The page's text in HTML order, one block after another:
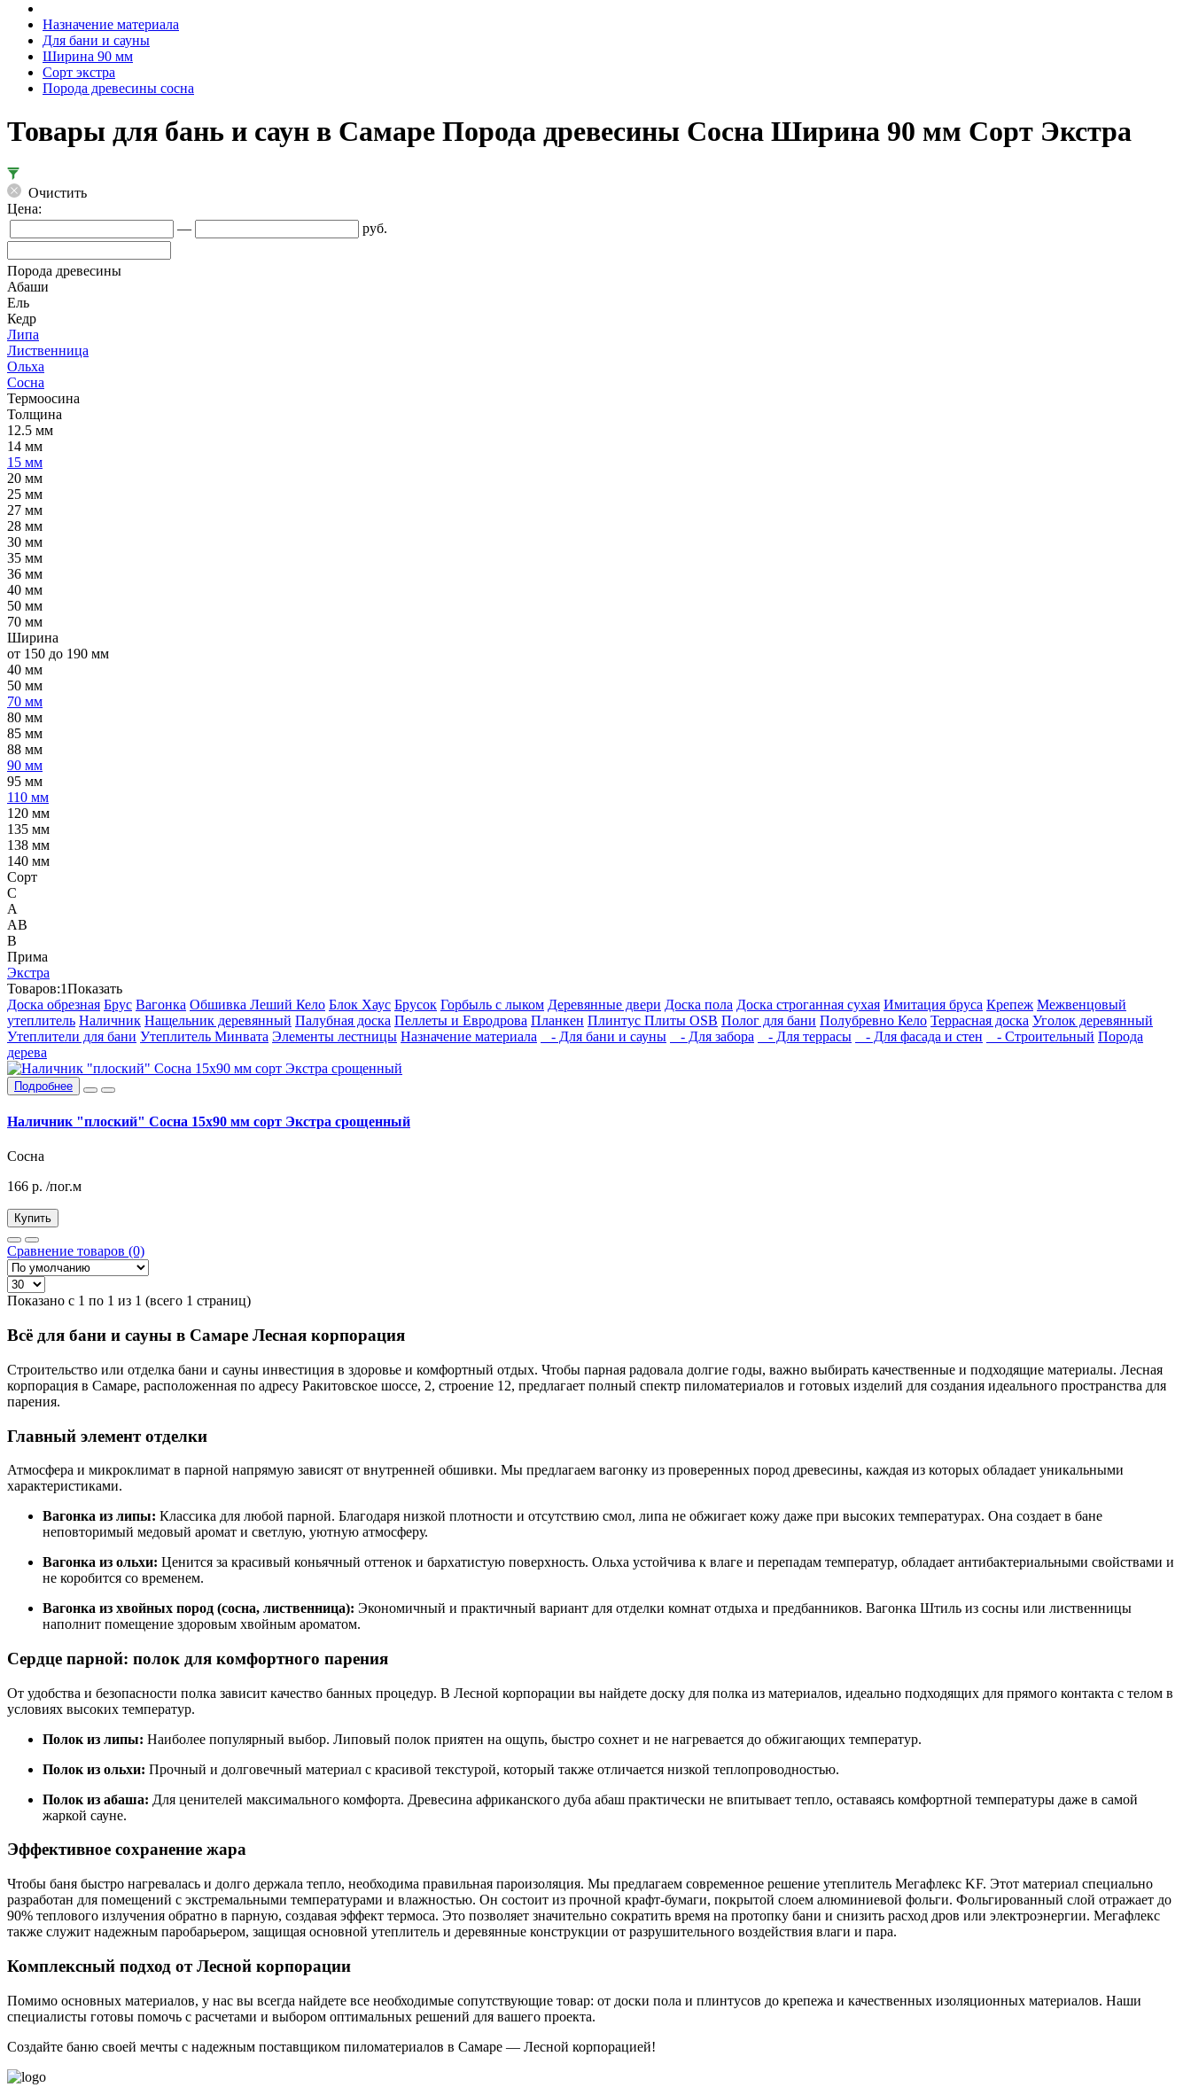
Назначение материала
Для бани и сауны
Ширина 90 мм
Сорт экстра
Порода древесины сосна
Товары для бань и саун в Самаре Порода древесины Сосна Ширина 90 мм Сорт Экстра
Очистить
Цена:
—
руб.
Порода древесины
Абаши
Ель
Кедр
Липа
Лиственница
Ольха
Сосна
Термоосина
Толщина
12.5 мм
14 мм
15 мм
20 мм
25 мм
27 мм
28 мм
30 мм
35 мм
36 мм
40 мм
50 мм
70 мм
Ширина
от 150 до 190 мм
40 мм
50 мм
70 мм
80 мм
85 мм
88 мм
90 мм
95 мм
110 мм
120 мм
135 мм
138 мм
140 мм
Сорт
C
А
АВ
В
Прима
Экстра
Товаров:1Показать
Доска обрезная Брус Вагонка Обшивка Леший Кело Блок Хаус Брусок Горбыль с лыком Деревянные двери Доска пола Доска строганная сухая Имитация бруса Крепеж Межвенцовый
утеплитель Наличник Нащельник деревянный Палубная доска Пеллеты и Евродрова Планкен Плинтус Плиты OSB Полог для бани Полубревно Кело Террасная доска Уголок деревянный
Утеплители для бани Утеплитель Минвата Элементы лестницы Назначение материала - Для бани и сауны - Для забора - Для террасы - Для фасада и стен - Строительный Порода
дерева
Подробнее
Наличник "плоский" Сосна 15х90 мм сорт Экстра срощенный
Сосна
166 р. /пог.м
Купить
Сравнение товаров (0)
Показано с 1 по 1 из 1 (всего 1 страниц)
Всё для бани и сауны в Самаре Лесная корпорация
Строительство или отделка бани и сауны инвестиция в здоровье и комфортный отдых. Чтобы парная радовала долгие годы, важно выбирать качественные и подходящие материалы. Лесная
корпорация в Самаре, расположенная по адресу Ракитовское шоссе, 2, строение 12, предлагает полный спектр пиломатериалов и готовых изделий для создания идеального пространства для
парения.
Главный элемент отделки
Атмосфера и микроклимат в парной напрямую зависят от внутренней обшивки. Мы предлагаем вагонку из проверенных пород древесины, каждая из которых обладает уникальными
характеристиками.
Вагонка из липы: Классика для любой парной. Благодаря низкой плотности и отсутствию смол, липа не обжигает кожу даже при высоких температурах. Она создает в бане
неповторимый медовый аромат и светлую, уютную атмосферу.
Вагонка из ольхи: Ценится за красивый коньячный оттенок и бархатистую поверхность. Ольха устойчива к влаге и перепадам температур, обладает антибактериальными свойствами и
не коробится со временем.
Вагонка из хвойных пород (сосна, лиственница): Экономичный и практичный вариант для отделки комнат отдыха и предбанников. Вагонка Штиль из сосны или лиственницы
наполнит помещение здоровым хвойным ароматом.
Сердце парной: полок для комфортного парения
От удобства и безопасности полка зависит качество банных процедур. В Лесной корпорации вы найдете доску для полка из материалов, идеально подходящих для прямого контакта с телом в
условиях высоких температур.
Полок из липы: Наиболее популярный выбор. Липовый полок приятен на ощупь, быстро сохнет и не нагревается до обжигающих температур.
Полок из ольхи: Прочный и долговечный материал с красивой текстурой, который также отличается низкой теплопроводностью.
Полок из абаша: Для ценителей максимального комфорта. Древесина африканского дуба абаш практически не впитывает тепло, оставаясь комфортной температуры даже в самой
жаркой сауне.
Эффективное сохранение жара
Чтобы баня быстро нагревалась и долго держала тепло, необходима правильная пароизоляция. Мы предлагаем современное решение утеплитель Мегафлекс KF. Этот материал специально
разработан для помещений с экстремальными температурами и влажностью. Он состоит из прочной крафт-бумаги, покрытой слоем алюминиевой фольги. Фольгированный слой отражает до
90% теплового излучения обратно в парную, создавая эффект термоса. Это позволяет значительно сократить время на протопку бани и снизить расход дров или электроэнергии. Мегафлекс
также служит надежным паробарьером, защищая основной утеплитель и деревянные конструкции от разрушительного воздействия влаги и пара.
Комплексный подход от Лесной корпорации
Помимо основных материалов, у нас вы всегда найдете все необходимые сопутствующие товар: от доски пола и плинтусов до крепежа и качественных изоляционных материалов. Наши
специалисты готовы помочь с расчетами и выбором оптимальных решений для вашего проекта.
Создайте баню своей мечты с надежным поставщиком пиломатериалов в Самаре — Лесной корпорацией!